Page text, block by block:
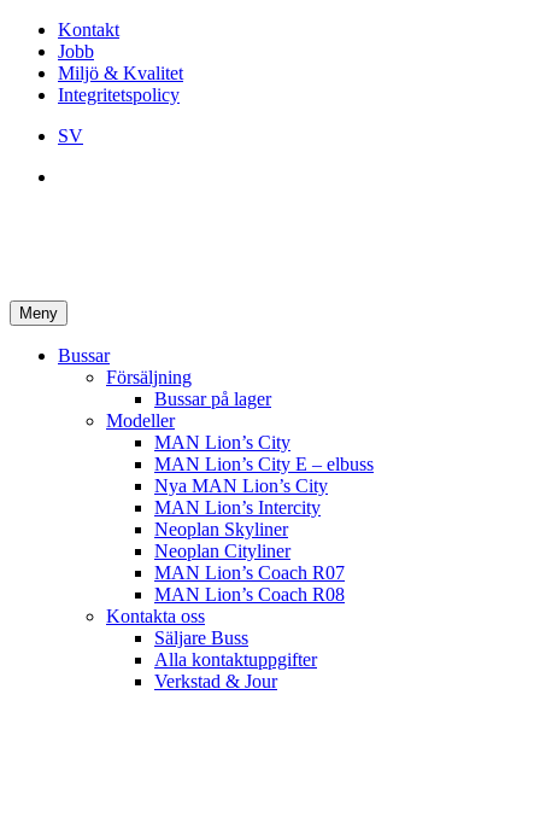
Kontakt
Jobb
Miljö & Kvalitet
Integritetspolicy
SV
Meny
Bussar
Försäljning
Bussar på lager
Modeller
MAN Lion’s City
MAN Lion’s City E – elbuss
Nya MAN Lion’s City
MAN Lion’s Intercity
Neoplan Skyliner
Neoplan Cityliner
MAN Lion’s Coach R07
MAN Lion’s Coach R08
Kontakta oss
Säljare Buss
Alla kontaktuppgifter
Verkstad & Jour